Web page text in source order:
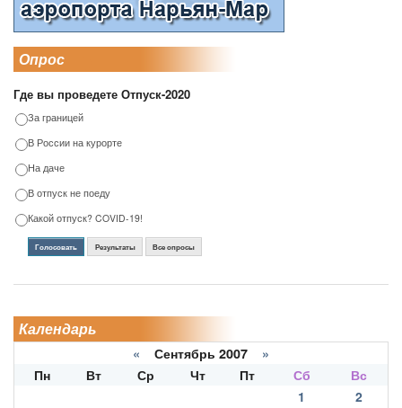
Опрос
Где вы проведете Отпуск-2020
За границей
В России на курорте
На даче
В отпуск не поеду
Какой отпуск? COVID-19!
Голосовать Результаты Все опросы
Календарь
« Сентябрь 2007 »
Пн
Вт Ср Чт Пт Сб
Вс
1
2